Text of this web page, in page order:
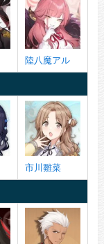
陸八魔アル
市川雛菜